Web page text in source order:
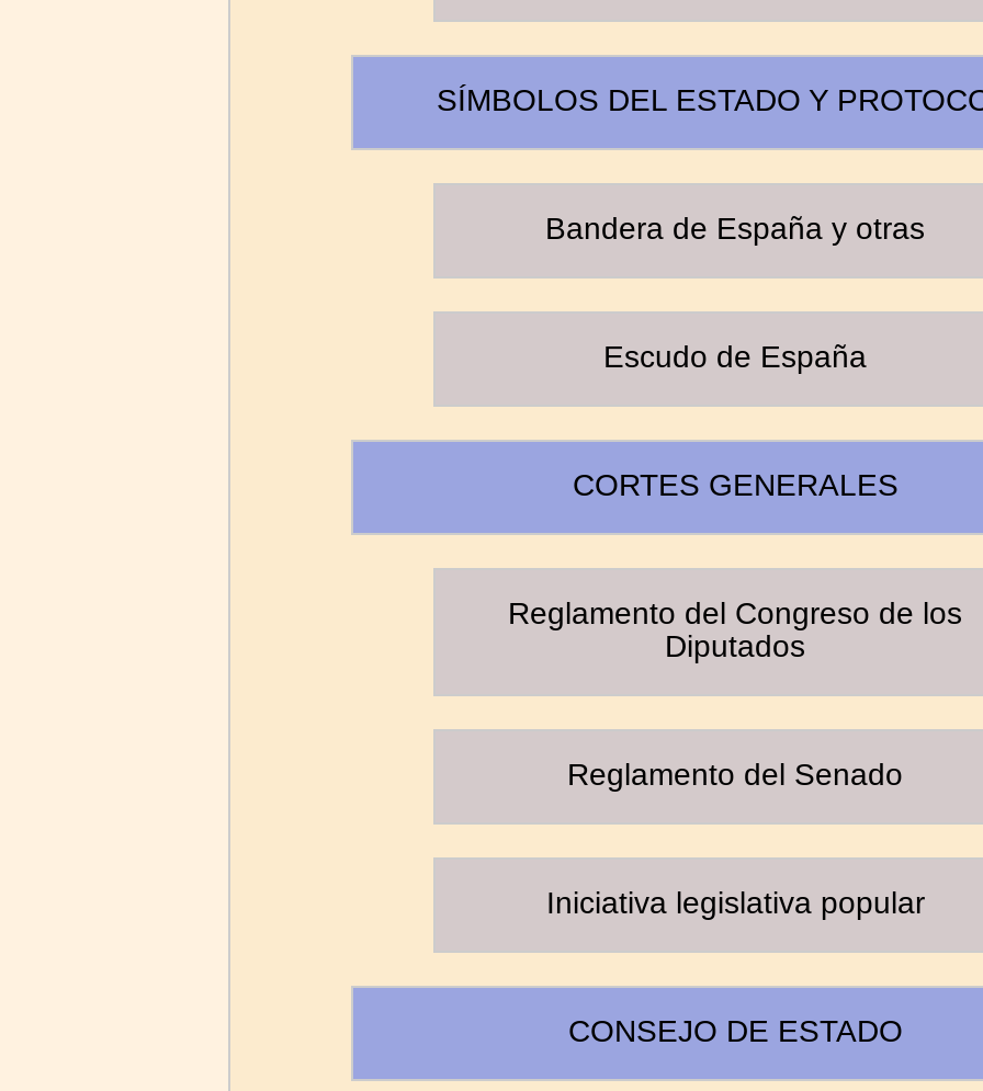
SÍMBOLOS DEL ESTADO Y
Bandera de España y otras
Escudo de España
CORTES GENERALES
Reglamento del Congreso de los
Diputados
Reglamento del Senado
Iniciativa legislativa popular
CONSEJO DE ESTADO